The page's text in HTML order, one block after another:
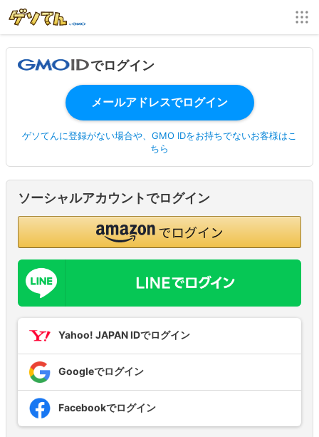
でログイン
ゲソてんに登録がない場合や、GMO IDをお持ちでないお客様はこ
ちら
ソーシャルアカウントでログイン
Yahoo! JAPAN IDでログイン
Googleでログイン
Facebookでログイン